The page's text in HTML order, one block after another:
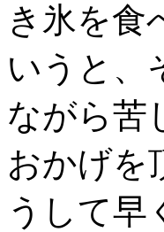
き氷を食
いうと、
ながら苦
おかげを
うして早